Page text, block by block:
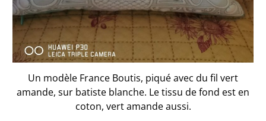
Un modèle France Boutis, piqué avec du fil vert
amande, sur batiste blanche. Le tissu de fond est en
coton, vert amande aussi.